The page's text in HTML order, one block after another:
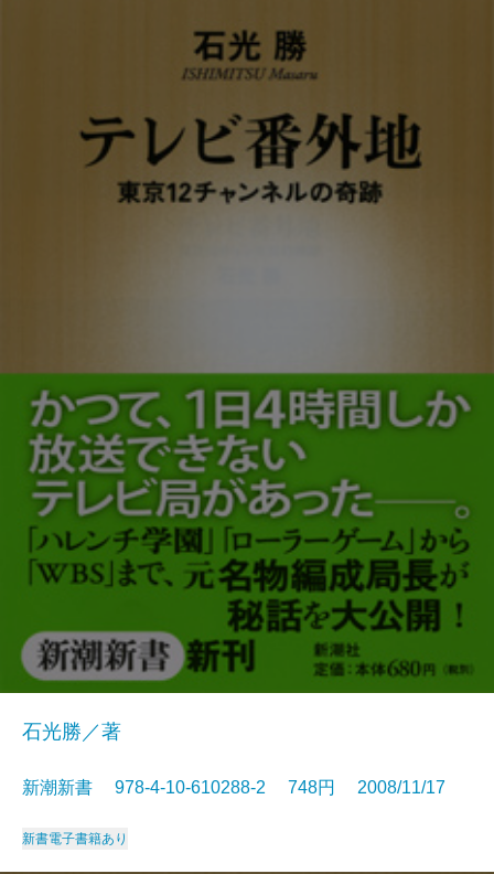
石光勝／著
新潮新書 978-4-10-610288-2 748円 2008/11/17
新書電子書籍あり